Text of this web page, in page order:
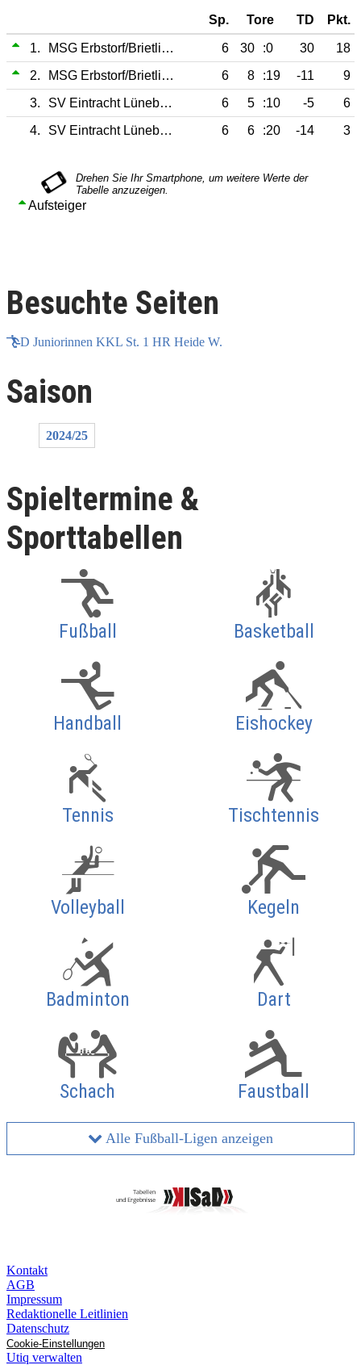
Sp. Tore TD Pkt.
1. MSG Erbstorf/Brietlingen 6 30 :0 30
18
2.
MSG Erbstorf/Brietlingen II 6 8 :19 -11
9
3.
SV Eintracht Lüneburg II 6 5 :10 -5
6
4.
SV Eintracht Lüneburg 6 6 :20 -14 3
Aufsteiger
Besuchte Seiten
D Juniorinnen KKL St. 1 HR Heide W.
Saison
2024/25
Spieltermine &
Sporttabellen
Fußball Basketball
Handball Eishockey
Tennis Tischtennis
Volleyball Kegeln
Badminton Dart
Schach Faustball
Alle Fußball-Ligen anzeigen
Kontakt
AGB
Impressum
Redaktionelle Leitlinien
Datenschutz
Cookie-Einstellungen
Utiq verwalten